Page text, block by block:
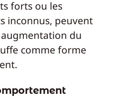
forts ou les
inconnus, peuvent
du
comme forme